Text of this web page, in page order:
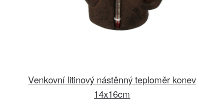
Venkovní litinový nástěnný teploměr konev
14x16cm